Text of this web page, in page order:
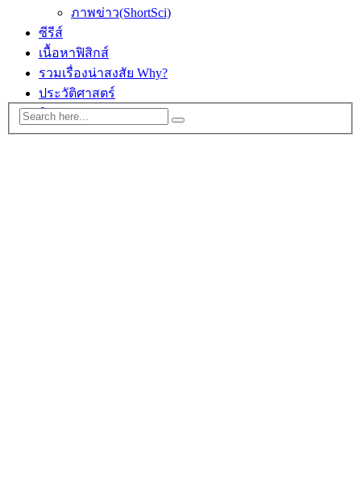
ภาพข่าว(ShortSci)
ซีรีส์
เนื้อหาฟิสิกส์
รวมเรื่องน่าสงสัย Why?
ประวัติศาสตร์
ติดต่อ